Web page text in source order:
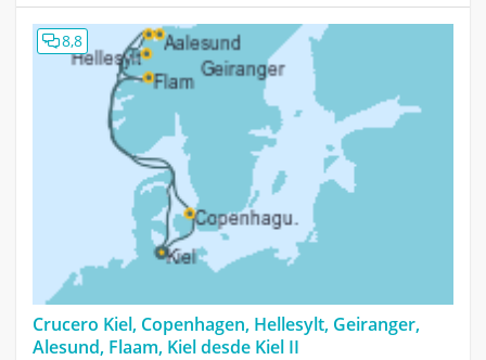
8,8
Crucero Kiel, Copenhagen, Hellesylt, Geiranger,
Alesund, Flaam, Kiel desde Kiel II